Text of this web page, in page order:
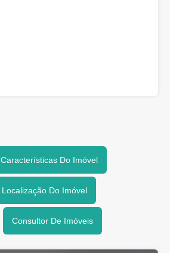
Características Do Imóvel
Localização Do Imóvel
Consultor De Imóveis